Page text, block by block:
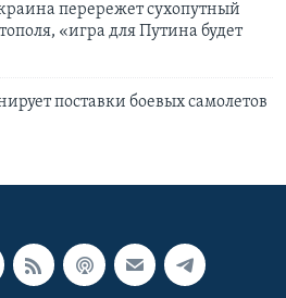
перережет сухопутный
«игра для Путина будет
поставки боевых самолетов